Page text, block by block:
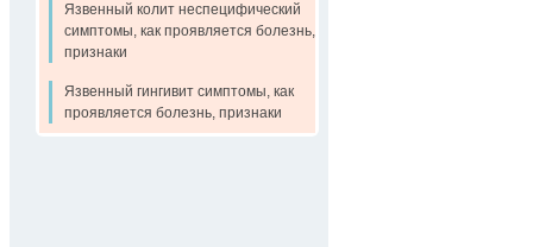
Язвенный колит неспецифический
симптомы, как проявляется болезнь,
признаки
Язвенный гингивит симптомы, как
проявляется болезнь, признаки